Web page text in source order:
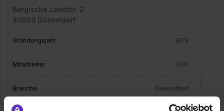
Bergische Landstr. 2
40629 Düsseldorf
Gründungsjahr 1876
Mitarbeiter 1500
Branche Gesundheit